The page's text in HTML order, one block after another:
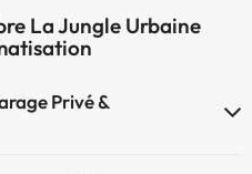
La Jungle Urbaine
Privé &